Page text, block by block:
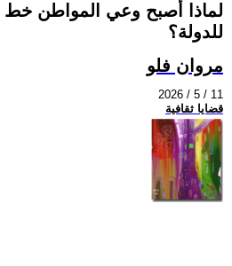
لماذا أصبح وعي المواطن خط
للدولة؟
مروان فلو
2026 / 5 / 11
قضايا ثقافية